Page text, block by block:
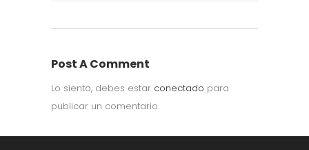
Post A Comment
Lo siento, debes estar conectado para
publicar un comentario.